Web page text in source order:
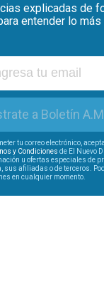
explicadas de
entender lo
a Boletín
tu correo electrónico,
y Condiciones de El Nuevo
u ofertas especiales de
sus afiliadas o de terceros.
en cualquier momento.